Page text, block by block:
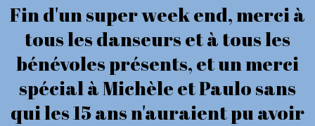
Fin d'un super week end, merci à
tous les danseurs et à tous les
bénévoles présents, et un merci
spécial à Michèle et Paulo sans
qui les 15 ans n'auraient pu avoir